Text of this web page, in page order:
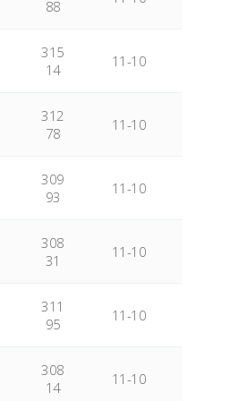
88
315
14
11-10
312
78
11-10
309
93
11-10
308
31
11-10
311
95
11-10
308
14
11-10